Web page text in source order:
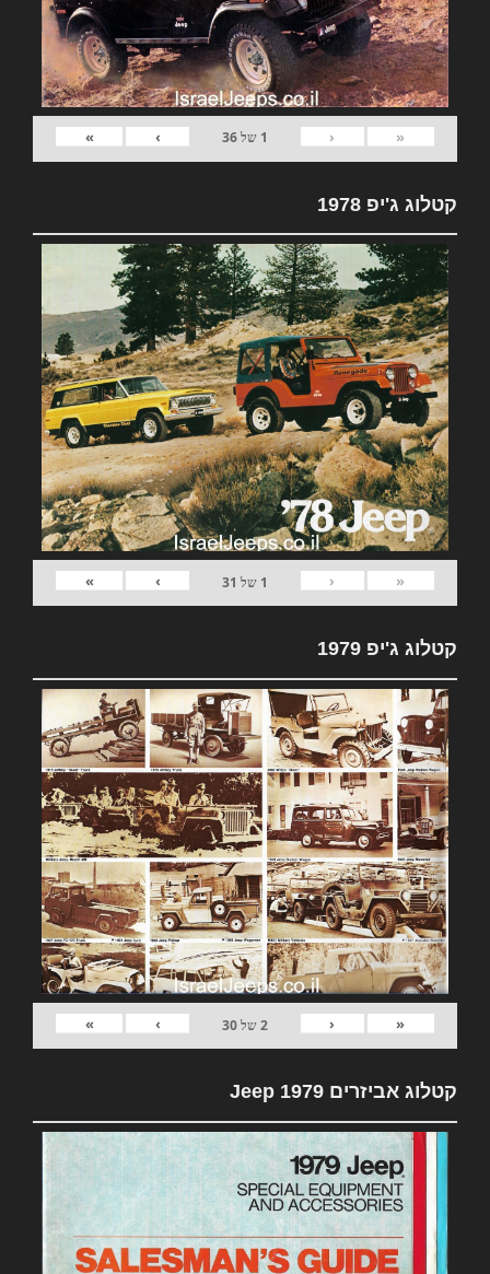
«
‹
1 של36
›
»
קטלוג ג'יפ 1978
«
‹
1 של 31
›
»
קטלוג ג'יפ 1979
«
‹
2של30
›
»
קטלוג אביזרים 1979 Jeep